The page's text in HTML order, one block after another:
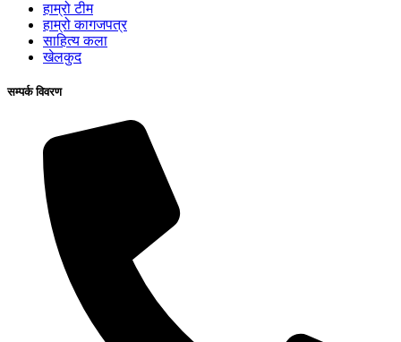
हाम्रो टीम
हाम्रो कागजपत्र
साहित्य कला
खेलकुद
सम्पर्क विवरण